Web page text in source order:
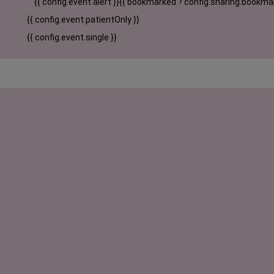
{{ config.event.alert }}{{ bookmarked ?
{{ config.event.patientOnly }}
{{ config.event.single }}